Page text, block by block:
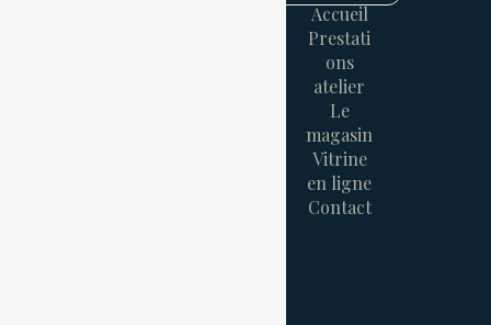
Accueil
Prestati
ons
atelier
Le
magasin
Vitrine
en ligne
Contact